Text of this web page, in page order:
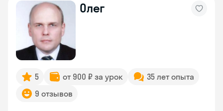
Олег
5 от 900 ₽ за урок
35 лет опыта
9 отзывов